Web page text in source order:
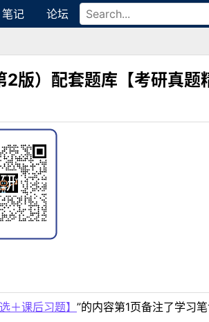
笔记 论坛
版）配套题库【考研真题
＋课后习题】 ”的内容第1页备注了学习